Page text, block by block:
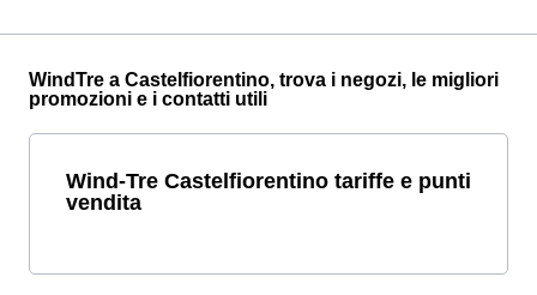
WindTre a Castelfiorentino, trova i negozi, le migliori
promozioni e i contatti utili
Wind-Tre Castelfiorentino tariffe e punti
vendita